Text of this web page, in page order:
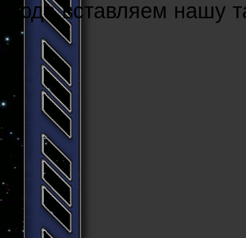
Cюда вставляем нашу